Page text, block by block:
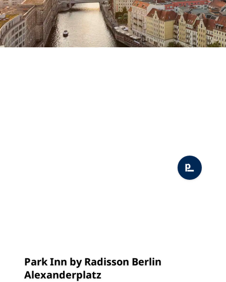
Park Inn by Radisson Berlin
Alexanderplatz